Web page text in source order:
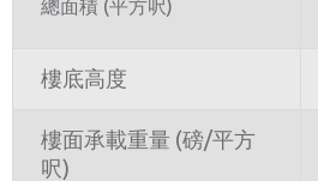
總面積 (平方呎)
樓底高度
樓面承載重量 (磅/平方
呎)